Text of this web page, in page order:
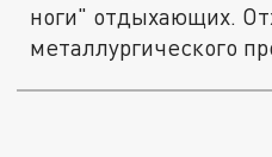
ноги" отдыхающих.
металлургического